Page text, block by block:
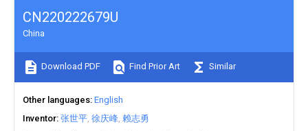
CN220222679U
China
Download PDF Find Prior Art Similar
Other languages English
Inventor 张世平 徐庆峰 赖志勇